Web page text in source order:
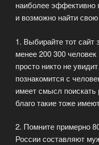
наиболее эффективно
и возможно найти
1. Выбирайте тот сайт
менее 200 300
просто никто не
познакомится с
имеет смысл поискать
благо такие тоже
2. Помните примерно
России составляют